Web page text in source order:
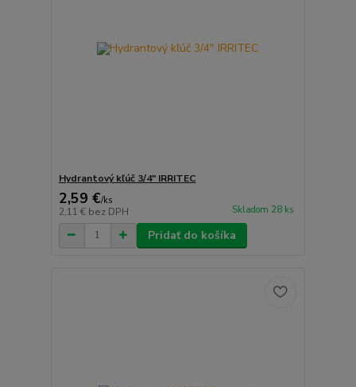
Hydrantový kľúč 3/4" IRRITEC
2,59 €/ks
2,11 € bez DPH Skladom 28 ks
Pridať do košíka